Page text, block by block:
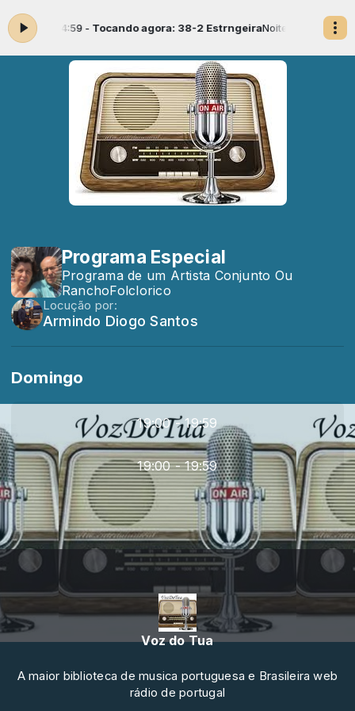
03:01 às 04:59 - Tocando agora: 38-2 EstrngeiraNoite é Nossa 2
Programa Especial
Programa de um Artista Conjunto Ou
RanchoFolclorico
Locução por:
Armindo Diogo Santos
Domingo
19:00 - 19:59
19:00 - 19:59
Voz do Tua
A maior biblioteca de musica portuguesa e Brasileira web
rádio de portugal